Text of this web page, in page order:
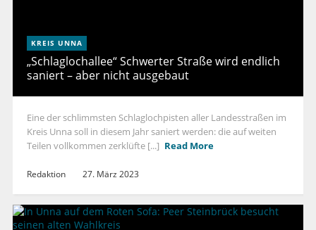
KREIS UNNA
„Schlaglochallee“ Schwerter Straße wird endlich
saniert – aber nicht ausgebaut
Eine der schlimmsten Schlaglochpisten aller Landesstraßen im
Kreis Unna soll in diesem Jahr saniert werden: die auf weiten
Teilen vollkommen zerklüfte [...] Read More
Redaktion 27. März 2023